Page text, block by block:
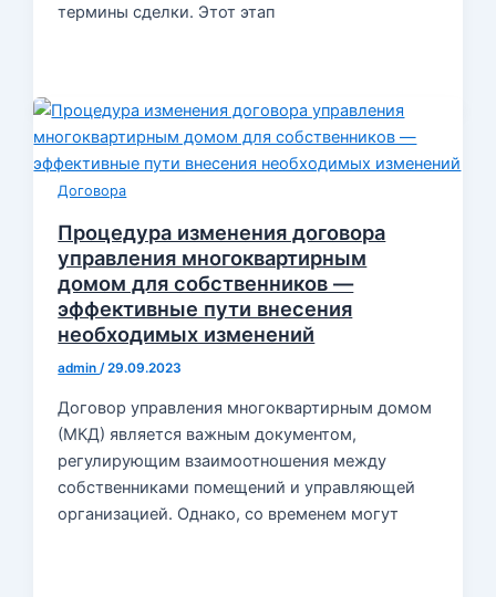
термины сделки. Этот этап
Договора
Процедура изменения договора
управления многоквартирным
домом для собственников —
эффективные пути внесения
необходимых изменений
admin/29.09.2023
Договор управления многоквартирным домом
(МКД) является важным документом,
регулирующим взаимоотношения между
собственниками помещений и управляющей
организацией. Однако, со временем могут